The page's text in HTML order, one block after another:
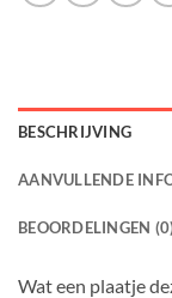
BESCHRIJVING
AANVULLENDE
BEOORDELINGEN
Wat een plaatje